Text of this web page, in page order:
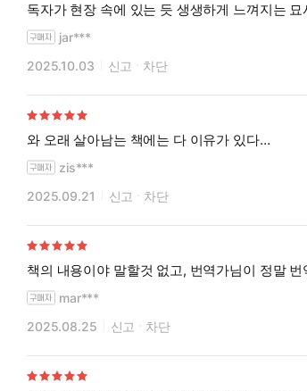
독자가 현장 속에 있는 듯 생생하게 느껴지는
jar***
2025.10.03
신고 차단
와 오래 살아남는 책에는 다 이유가 있다…
zis***
2025.09.21
신고 차단
책의 내용이야 말할것 없고, 번역가님이 정말
mar***
2025.08.25
신고 차단